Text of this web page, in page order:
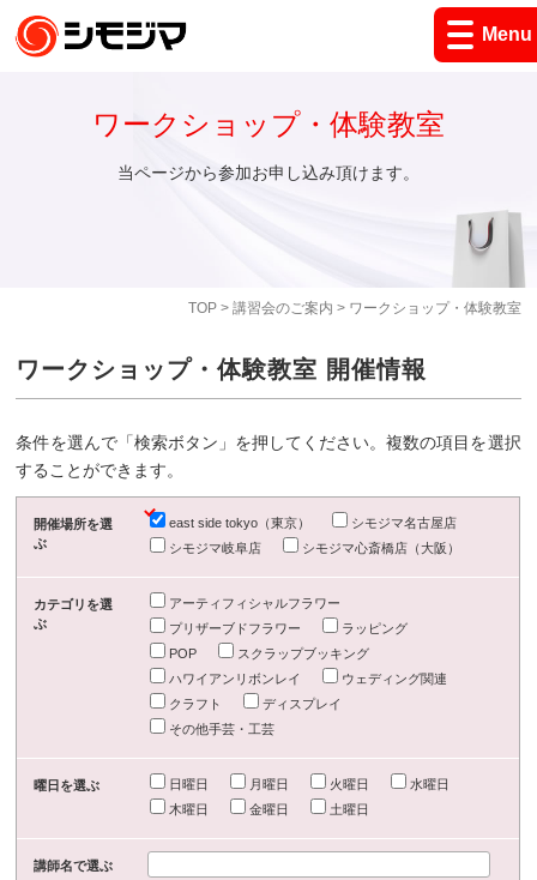
Menu
TOP> 講習会のご案内 > ワークショップ・体験教室
ワークショップ・体験教室
当ページから参加お申し込み頂けます。
ワークショップ・体験教室 開催情報
条件を選んで「検索ボタン」を押してください。複数の項目を選択
することができます。
開催場所を選
ぶ
east side tokyo（東京）
シモジマ名古屋店
シモジマ岐阜店
シモジマ心斎橋店（大阪）
カテゴリを選
ぶ
アーティフィシャルフラワー
プリザーブドフラワー
ラッピング
POP
スクラップブッキング
ハワイアンリボンレイ
ウェディング関連
クラフト
ディスプレイ
その他手芸・工芸
曜日を選ぶ 日曜日 月曜日 火曜日
水曜日
木曜日
金曜日 土曜日
講師名で選ぶ